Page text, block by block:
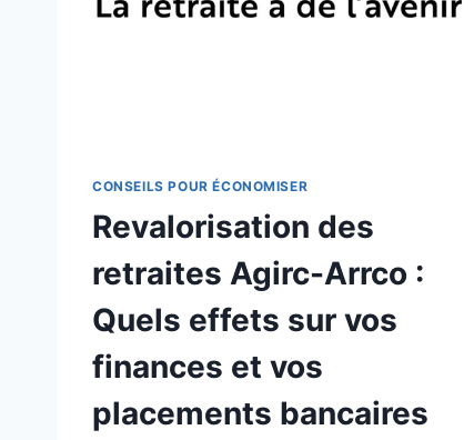
CONSEILS POUR ÉCONOMISER
Revalorisation des
retraites Agirc-Arrco :
Quels effets sur vos
finances et vos
placements bancaires